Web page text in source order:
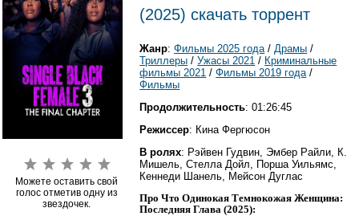
Можете оставить свой
голос отметив одну из
звездочек.
(2025) скачать торрент
Жанр:Фильмы 2025 года/Драмы /
Триллеры /Ужасы 2021 / Криминальные
фильмы 2021 /Фильмы 2019 года/
Фильмы
Продолжительность: 01:26:45
Режиссер: Кина Фергюсон
В ролях: Рэйвен Гудвин, Эмбер Райли, К.
Мишель, Стелла Дойл, Порша Уильямс,
Кеннеди Шанель, Мейсон Дуглас
Про Что Одинокая Темнокожая Женщина:
Последняя Глава (2025):